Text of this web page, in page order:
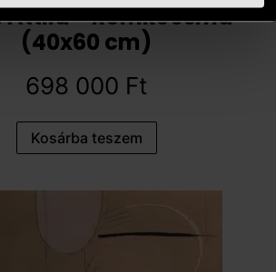
Attila - Romkocsma
(40x60 cm)
698 000 Ft
Kosárba teszem